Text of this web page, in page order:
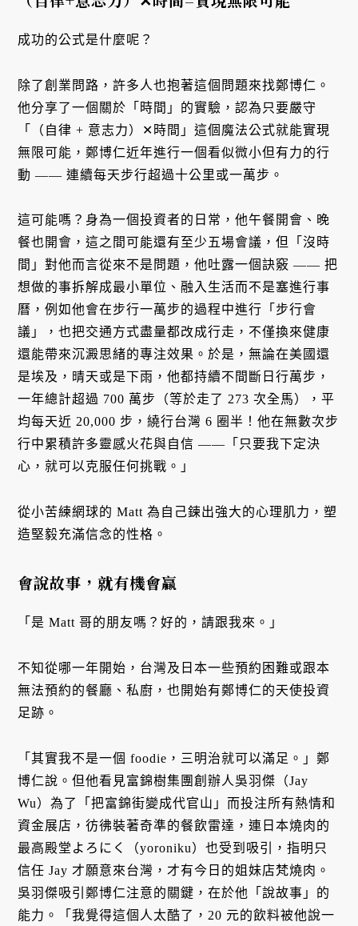
成功的公式是什麼呢？
除了創業問路，許多人也抱著這個問題來找鄭博仁。
他分享了一個關於「時間」的實驗，認為只要嚴守
「（自律 + 意志力）✕時間」這個魔法公式就能實現
無限可能，鄭博仁近年進行一個看似微小但有力的行
動 —— 連續每天步行超過十公里或一萬步。
這可能嗎？身為一個投資者的日常，他午餐開會、晚
餐也開會，這之間可能還有至少五場會議，但「沒時
間」對他而言從來不是問題，他吐露一個訣竅 —— 把
想做的事拆解成最小單位、融入生活而不是塞進行事
曆，例如他會在步行一萬步的過程中進行「步行會
議」，也把交通方式盡量都改成行走，不僅換來健康
還能帶來沉澱思緒的專注效果。於是，無論在美國還
是埃及，晴天或是下雨，他都持續不間斷日行萬步，
一年總計超過 700 萬步（等於走了 273 次全馬），平
均每天近 20,000 步，繞行台灣 6 圈半！他在無數次步
行中累積許多靈感火花與自信 ——「只要我下定決
心，就可以克服任何挑戰。」
從小苦練網球的 Matt 為自己鍊出強大的心理肌力，塑
造堅毅充滿信念的性格。
會說故事，就有機會贏
「是 Matt 哥的朋友嗎？好的，請跟我來。」
不知從哪一年開始，台灣及日本一些預約困難或跟本
無法預約的餐廳、私廚，也開始有鄭博仁的天使投資
足跡。
「其實我不是一個 foodie，三明治就可以滿足。」鄭
博仁說。但他看見富錦樹集團創辦人吳羽傑（Jay
Wu）為了「把富錦街變成代官山」而投注所有熱情和
資金展店，彷彿裝著奇準的餐飲雷達，連日本燒肉的
最高殿堂よろにく（yoroniku）也受到吸引，指明只
信任 Jay 才願意來台灣，才有今日的姐妹店梵燒肉。
吳羽傑吸引鄭博仁注意的關鍵，在於他「說故事」的
能力。「我覺得這個人太酷了，20 元的飲料被他說一